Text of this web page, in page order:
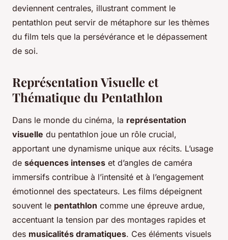
deviennent centrales, illustrant comment le
pentathlon peut servir de métaphore sur les thèmes
du film tels que la persévérance et le dépassement
de soi.
Représentation Visuelle et
Thématique du Pentathlon
Dans le monde du cinéma, la représentation
visuelle du pentathlon joue un rôle crucial,
apportant une dynamisme unique aux récits. L’usage
de séquences intenses et d’angles de caméra
immersifs contribue à l’intensité et à l’engagement
émotionnel des spectateurs. Les films dépeignent
souvent le pentathlon comme une épreuve ardue,
accentuant la tension par des montages rapides et
des musicalités dramatiques. Ces éléments visuels